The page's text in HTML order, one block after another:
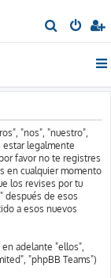
u
r
"nos", "nuestro",
estar legalmente
favor no te registres
en cualquier momento
los revises por tu
después de esos
a esos nuevos
adelante "ellos",
"phpBB Teams")